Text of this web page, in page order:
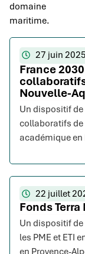
domaine
maritime.
27 juin 2025
France
Nouvelle-
Un dispositif
collaboratifs de
académique
22 juillet
Fonds Terra
Un dispositif
les PME et ETI